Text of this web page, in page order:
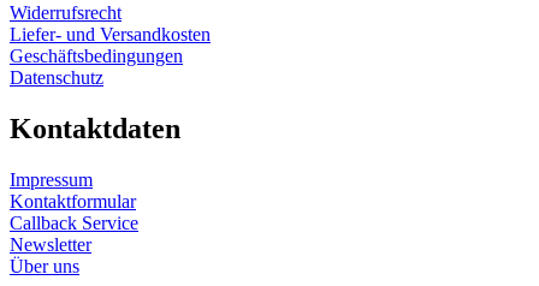
Widerrufsrecht
Liefer- und Versandkosten
Geschäftsbedingungen
Datenschutz
Kontaktdaten
Impressum
Kontaktformular
Callback Service
Newsletter
Über uns